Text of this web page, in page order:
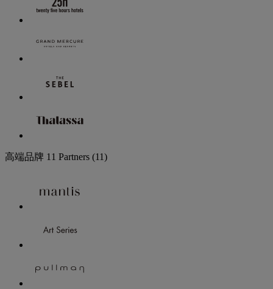
高端品牌 11 Partners (11)